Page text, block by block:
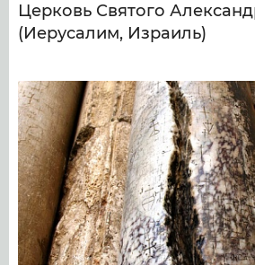
Церковь Святого
(Иерусалим, Израиль)